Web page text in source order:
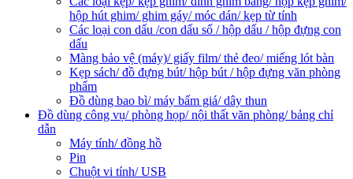
hộp hút ghim/ ghim gáy/ móc dán/ kẹp từ tính
Các loại con dấu /con dấu số / hộp dấu / hộp đựng con
dấu
Màng bảo vệ (máy)/ giấy film/ thẻ đeo/ miếng lót bàn
Kẹp sách/ đồ đựng bút/ hộp bút / hộp đựng văn phòng
phẩm
Đồ dùng bao bì/ máy bấm giá/ dây thun
Đồ dùng công vụ/ phòng họp/ nội thất văn phòng/ bảng chỉ
dẫn
Máy tính/ đồng hồ
Pin
Chuột vi tính/ USB